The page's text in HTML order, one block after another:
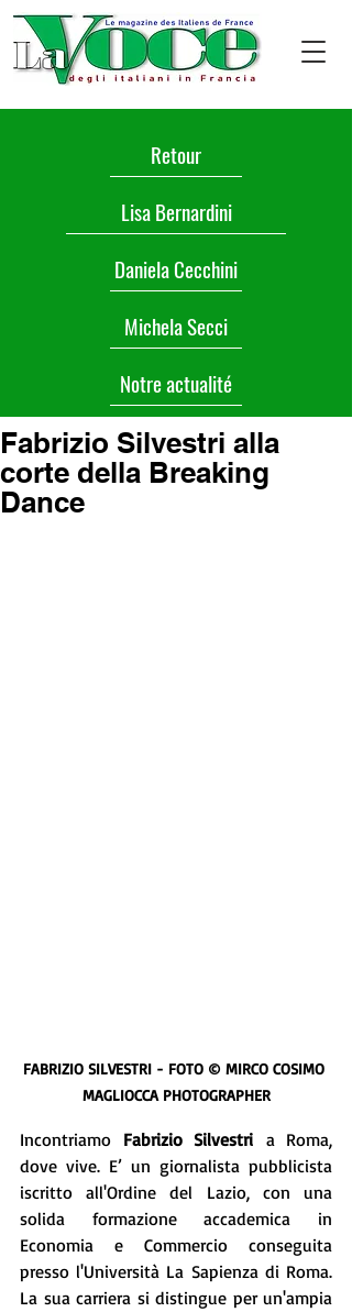
Retour
Lisa Bernardini
Daniela Cecchini
Michela Secci
Notre actualité
Fabrizio Silvestri alla
corte della Breaking
Dance
FABRIZIO SILVESTRI - FOTO © MIRCO COSIMO
MAGLIOCCA PHOTOGRAPHER
Incontriamo Fabrizio Silvestri a Roma,
dove vive. E’ un giornalista pubblicista
iscritto all'Ordine del Lazio, con una
solida formazione accademica in
Economia e Commercio conseguita
presso l'Università La Sapienza di Roma.
La sua carriera si distingue per un'ampia